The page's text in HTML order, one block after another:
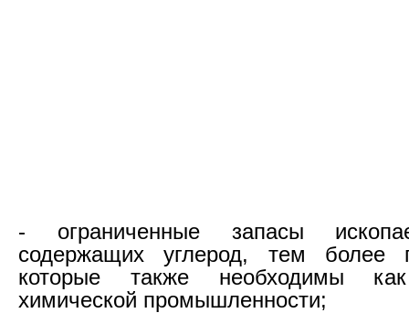
- ограниченные запасы
содержащих углерод, тем более
которые также необходимы
химической промышленности;